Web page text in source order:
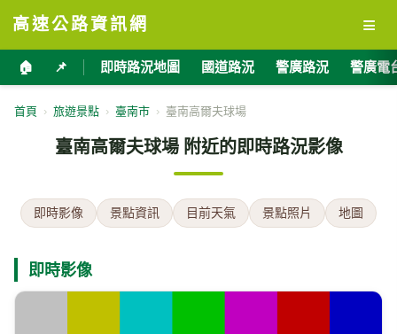
高速公路資訊網 ≡
🏠 📌 即時路況地圖 國道路況 警廣路況 警廣電
首頁 › 旅遊景點 › 臺南市 › 臺南高爾夫球場
臺南高爾夫球場 附近的即時路況影像
即時影像 景點資訊 目前天氣 景點照片 地圖
即時影像